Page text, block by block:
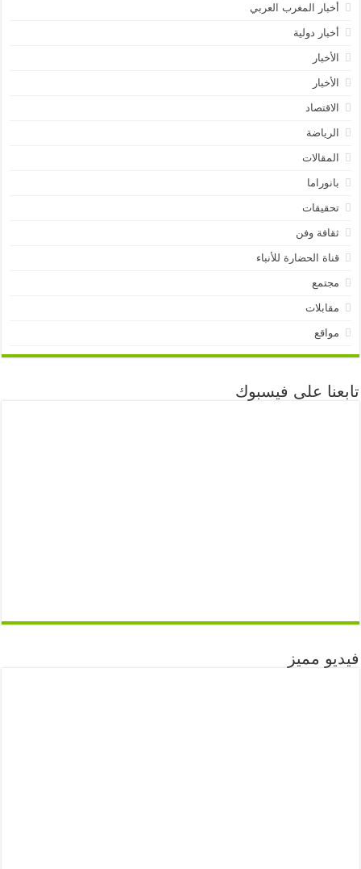
أخبار المغرب العربي
أخبار دولية
الأخبار
الأخبار
الاقتصاد
الرياضة
المقالات
بانوراما
تحقيقات
ثقافة وفن
قناة الحضارة للأنباء
مجتمع
مقابلات
مواقع
تابعنا على فيسبوك
فيديو مميز